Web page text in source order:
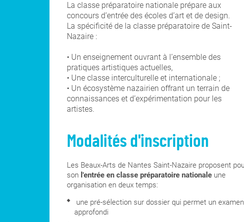
La classe préparatoire nationale prépare aux
concours d’entrée des écoles d’art et de design.
La spécificité de la classe préparatoire de Saint-
Nazaire :
• Un enseignement ouvrant à l’ensemble des
pratiques artistiques actuelles,
• Une classe interculturelle et internationale ;
• Un écosystème nazairien offrant un terrain de
connaissances et d’expérimentation pour les
artistes.
Modalités d'inscription
Les Beaux-Arts de Nantes Saint-Nazaire proposent
son l'entrée en classe préparatoire nationale une
organisation en deux temps:
une pré-sélection sur dossier qui permet un examen
approfondi